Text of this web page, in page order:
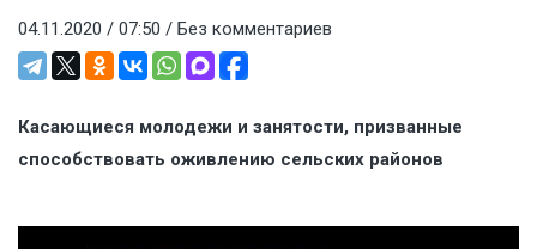
04.11.2020 / 07:50 / Без комментариев
Касающиеся молодежи и занятости, призванные
способствовать оживлению сельских районов